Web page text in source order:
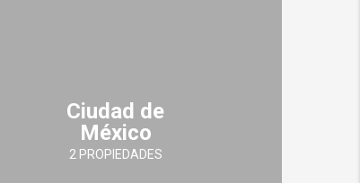
Ciudad de
México
2 PROPIEDADES